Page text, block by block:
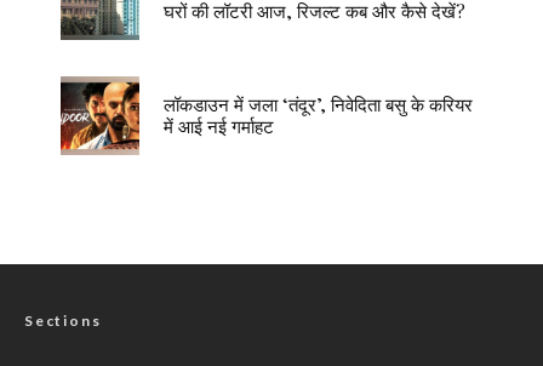
घरों की लॉटरी आज, रिजल्ट कब और कैसे देखें?
लॉकडाउन में जला ‘तंदूर’, निवेदिता बसु के करियर
में आई नई गर्माहट
Sections